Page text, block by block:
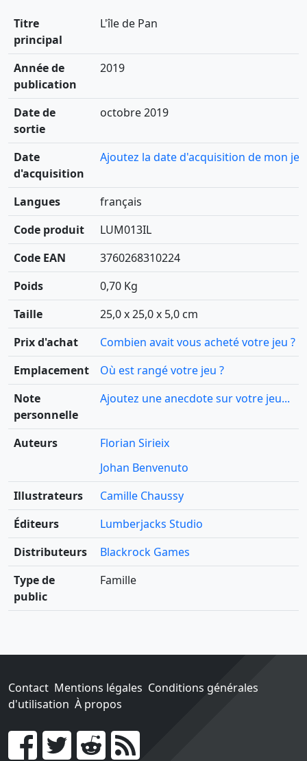
Titre
principal
L'île de Pan
Année de
publication
2019
Date de
sortie
octobre 2019
Date
d'acquisition
Ajoutez la date d'acquisition de mon jeu
Langues
français
Code produit
LUM013IL
Code EAN
3760268310224
Poids
0,70 Kg
Taille
25,0 x 25,0 x 5,0 cm
Prix d'achat
Combien avait vous acheté votre jeu ?
Emplacement
Où est rangé votre jeu ?
Note
personnelle
Ajoutez une anecdote sur votre jeu...
Auteurs
Florian Sirieix
Johan Benvenuto
Illustrateurs
Camille Chaussy
Éditeurs
Lumberjacks Studio
Distributeurs
Blackrock Games
Type de
public
Famille
Contact Mentions légales Conditions générales
d'utilisation À propos